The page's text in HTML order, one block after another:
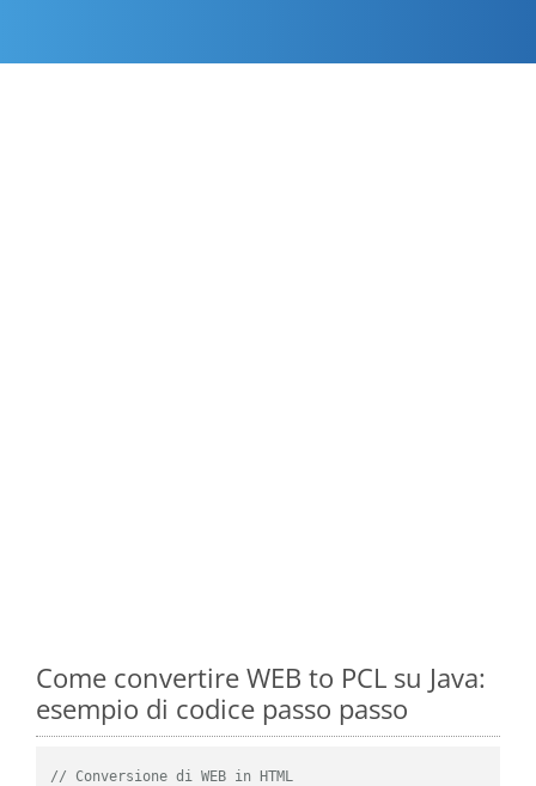
Come convertire WEB to PCL su Java:
esempio di codice passo passo
// Conversione di WEB in HTML